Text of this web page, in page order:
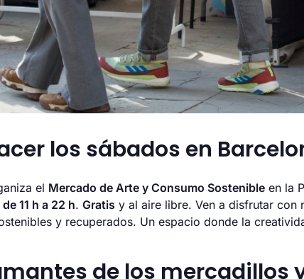
los sábados en
el Mercado de Arte y Consumo Sostenible en la
11 h a 22 h. Gratis y al aire libre. Ven a disfrutar con
y recuperados. Un espacio donde la
de los mercadillos